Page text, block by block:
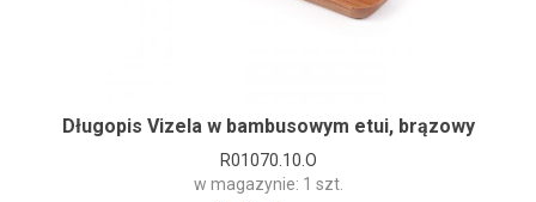
Długopis Vizela w bambusowym etui, brązowy
R01070.10.O
w magazynie: 1 szt.